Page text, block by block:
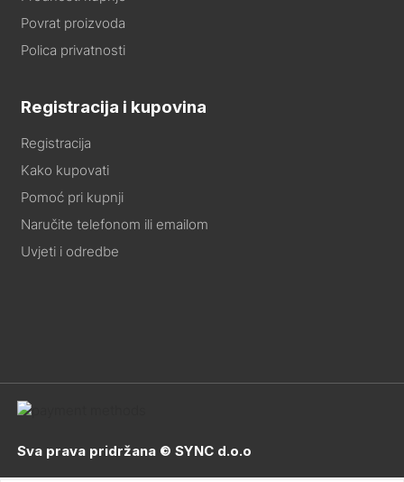
Povrat proizvoda
Polica privatnosti
Registracija i kupovina
Registracija
Kako kupovati
Pomoć pri kupnji
Naručite telefonom ili emailom
Uvjeti i odredbe
Sva prava pridržana © SYNC d.o.o